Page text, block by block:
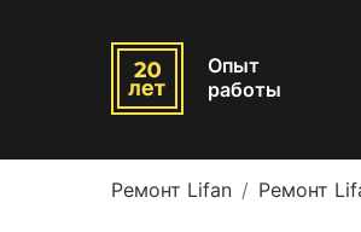
Опыт
работы
Ремонт Lifan Ремонт